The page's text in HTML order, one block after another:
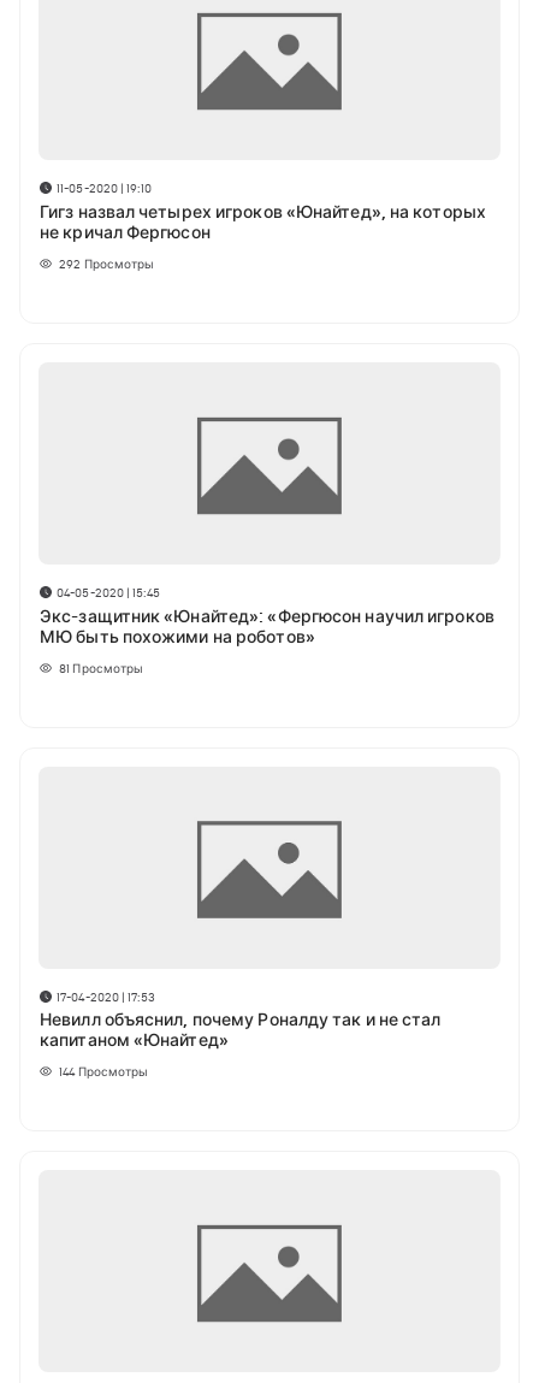
11-05-2020 | 19:10
Гигз назвал четырех игроков «Юнайтед», на которых
не кричал Фергюсон
292 Просмотры
04-05-2020 | 15:45
Экс-защитник «Юнайтед»: «Фергюсон научил игроков
МЮ быть похожими на роботов»
81 Просмотры
17-04-2020 | 17:53
Невилл объяснил, почему Роналду так и не стал
капитаном «Юнайтед»
144 Просмотры